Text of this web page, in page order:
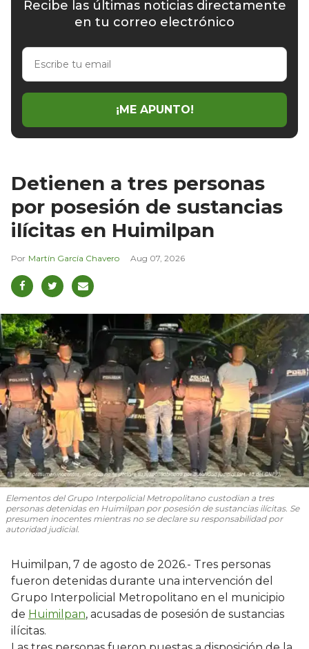
Recibe las últimas noticias directamente
en tu correo electrónico
Escribe
email
¡ME APUNTO!
Detienen a tres personas
por posesión de sustancias
ilícitas en Huimilpan
Martín García Chavero Aug 07, 2026
Elementos del Grupo Interpolicial Metropolitano custodian a tres
personas detenidas en Huimilpan por posesión de sustancias ilícitas. Se
presumen inocentes mientras no se declare su responsabilidad por
autoridad judicial.
Huimilpan, 7 de agosto de 2026.- Tres personas
fueron detenidas durante una intervención del
Grupo Interpolicial Metropolitano en el municipio
de Huimilpan, acusadas de posesión de sustancias
ilícitas.